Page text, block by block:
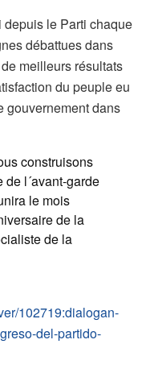
depuis le Parti chaque
débattues dans
meilleurs résultats
du peuple eu
gouvernement dans
construisons
l´avant-garde
le mois
de la
de la
102719:dialogan-
del-partido-